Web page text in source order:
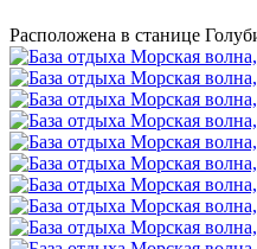
Расположена в станице